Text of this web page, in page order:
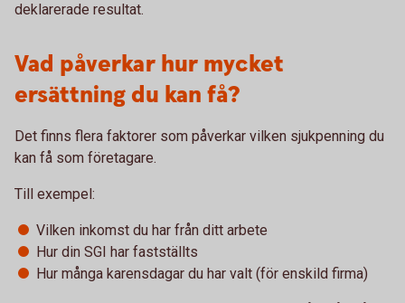
deklarerade resultat.
Vad påverkar hur mycket
ersättning du kan få?
Det finns flera faktorer som påverkar vilken sjukpenning du
kan få som företagare.
Till exempel:
Vilken inkomst du har från ditt arbete
Hur din SGI har fastställts
Hur många karensdagar du har valt (för enskild firma)